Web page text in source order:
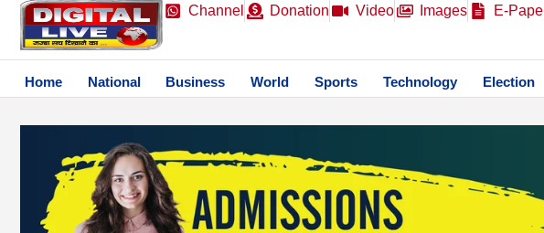
Channel Donation Video Images E-
Home National Business World Sports Technology Election